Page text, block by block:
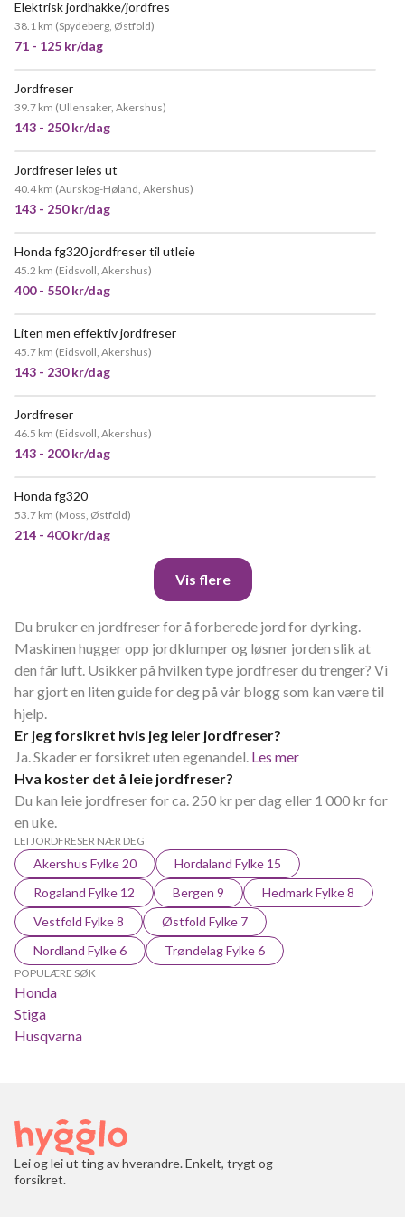
Elektrisk jordhakke/jordfres
38.1 km (Spydeberg, Østfold)
71 - 125 kr/dag
Jordfreser
39.7 km (Ullensaker, Akershus)
143 - 250 kr/dag
Jordfreser leies ut
40.4 km (Aurskog-Høland, Akershus)
143 - 250 kr/dag
Honda fg320 jordfreser til utleie
45.2 km (Eidsvoll, Akershus)
400 - 550 kr/dag
Liten men effektiv jordfreser
45.7 km (Eidsvoll, Akershus)
143 - 230 kr/dag
Jordfreser
46.5 km (Eidsvoll, Akershus)
143 - 200 kr/dag
Honda fg320
53.7 km (Moss, Østfold)
214 - 400 kr/dag
Vis flere
Du bruker en jordfreser for å forberede jord for dyrking.
Maskinen hugger opp jordklumper og løsner jorden slik at
den får luft. Usikker på hvilken type jordfreser du trenger? Vi
har gjort en liten guide for deg på vår blogg som kan være til
hjelp.
Er jeg forsikret hvis jeg leier jordfreser?
Ja. Skader er forsikret uten egenandel. Les mer
Hva koster det å leie jordfreser?
Du kan leie jordfreser for ca. 250 kr per dag eller 1 000 kr for
en uke.
LEI JORDFRESER NÆR DEG
Akershus Fylke 20
Hordaland Fylke 15
Rogaland Fylke 12
Bergen 9
Hedmark Fylke 8
Vestfold Fylke 8
Østfold Fylke 7
Nordland Fylke 6
Trøndelag Fylke 6
POPULÆRE SØK
Honda
Stiga
Husqvarna
Lei og lei ut ting av hverandre. Enkelt, trygt og
forsikret.